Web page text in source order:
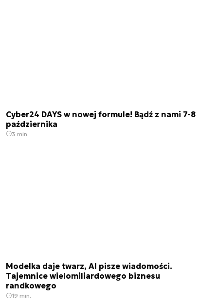
Cyber24 DAYS w nowej formule! Bądź z nami 7-8
października
3 min.
Modelka daje twarz, AI pisze wiadomości.
Tajemnice wielomiliardowego biznesu
randkowego
19 min.